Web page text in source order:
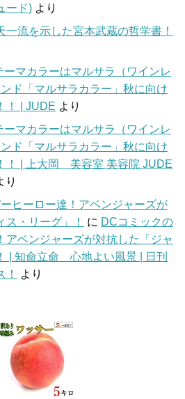
ード) より
一流を示した宮本武蔵の哲学書！
マカラーはマルサラ（ワインレ
ド「マルサラカラー」秋に向け
！ | JUDE より
マカラーはマルサラ（ワインレ
ド「マルサラカラー」秋に向け
！ | 上大岡 美容室 美容院 JUDE
り
ヒーロー達！アベンジャーズが
ス・リーグ」！
に DCコミックの
アベンジャーズが対抗した「ジャ
| 知命立命 心地よい風景 | 日刊
より